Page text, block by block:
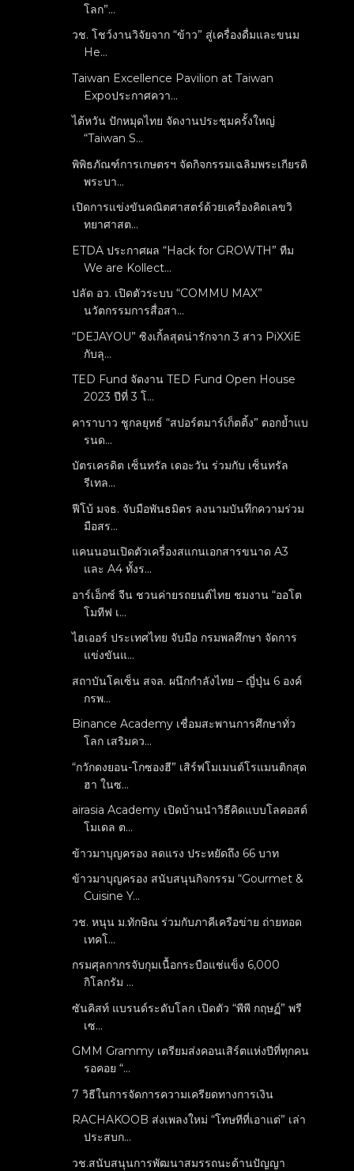
โลก”...
วช. โชว์งานวิจัยจาก “ข้าว” สู่เครื่องดื่มและขนม
He...
Taiwan Excellence Pavilion at Taiwan
Expoประกาศควา...
ไต้หวัน ปักหมุดไทย จัดงานประชุมครั้งใหญ่
“Taiwan S...
พิพิธภัณฑ์การเกษตรฯ จัดกิจกรรมเฉลิมพระเกียรติ
พระบา...
เปิดการแข่งขันคณิตศาสตร์ด้วยเครื่องคิดเลขวิ
ทยาศาสต...
ETDA ประกาศผล “Hack for GROWTH” ทีม
We are Kollect...
ปลัด อว. เปิดตัวระบบ “COMMU MAX”
นวัตกรรมการสื่อสา...
“DEJAYOU” ซิงเกิ้ลสุดน่ารักจาก 3 สาว PiXXiE
กับลุ...
TED Fund จัดงาน TED Fund Open House
2023 ปีที่ 3 โ...
คาราบาว ชูกลยุทธ์ “สปอร์ตมาร์เก็ตติ้ง” ตอกย้ำแบ
รนด...
บัตรเครดิต เซ็นทรัล เดอะวัน ร่วมกับ เซ็นทรัล
รีเทล...
ฟีโบ้ มจธ. จับมือพันธมิตร ลงนามบันทึกความร่วม
มือสร...
แคนนอนเปิดตัวเครื่องสแกนเอกสารขนาด A3
และ A4 ทั้งร...
อาร์เอ็กซ์ จีน ชวนค่ายรถยนต์ไทย ชมงาน “ออโต
โมทีฟ เ...
ไฮเออร์ ประเทศไทย จับมือ กรมพลศึกษา จัดการ
แข่งขันแ...
สถาบันโคเซ็น สจล. ผนึกกำลังไทย – ญี่ปุ่น 6 องค์
กรพ...
Binance Academy เชื่อมสะพานการศึกษาทั่ว
โลก เสริมคว...
“กวักดงยอน-โกซองฮี” เสิร์ฟโมเมนต์โรแมนติกสุด
ฮา ในซ...
airasia Academy เปิดบ้านนำวิธีคิดแบบโลคอสต์
โมเดล ต...
ข้าวมาบุญครอง ลดแรง ประหยัดถึง 66 บาท
ข้าวมาบุญครอง สนับสนุนกิจกรรม “Gourmet &
Cuisine Y...
วช. หนุน ม.ทักษิณ ร่วมกับภาคีเครือข่าย ถ่ายทอด
เทคโ...
กรมศุลกากรจับกุมเนื้อกระบือแช่แข็ง 6,000
กิโลกรัม ...
ซันคิสท์ แบรนด์ระดับโลก เปิดตัว “พีพี กฤษฏ์” พรี
เซ...
GMM Grammy เตรียมส่งคอนเสิร์ตแห่งปีที่ทุกคน
รอคอย “...
7 วิธีในการจัดการความเครียดทางการเงิน
RACHAKOOB ส่งเพลงใหม่ “โทษทีที่เอาแต่” เล่า
ประสบก...
วช.สนับสนุนการพัฒนาสมรรถนะด้านปัญญา